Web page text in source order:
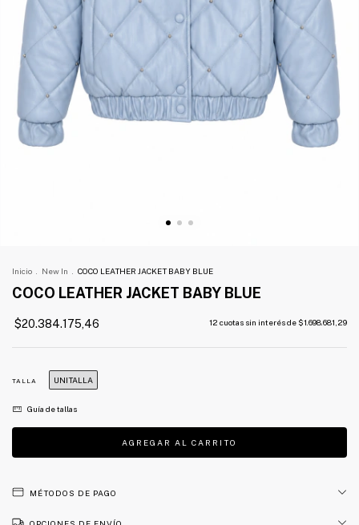
Inicio New In COCO LEATHER JACKET BABY BLUE
COCO LEATHER JACKET BABY BLUE
$20.384.175,46 12 cuotas sin interés de $1.698.681,29
TALLA UNITALLA
Guía de tallas
MÉTODOS DE PAGO